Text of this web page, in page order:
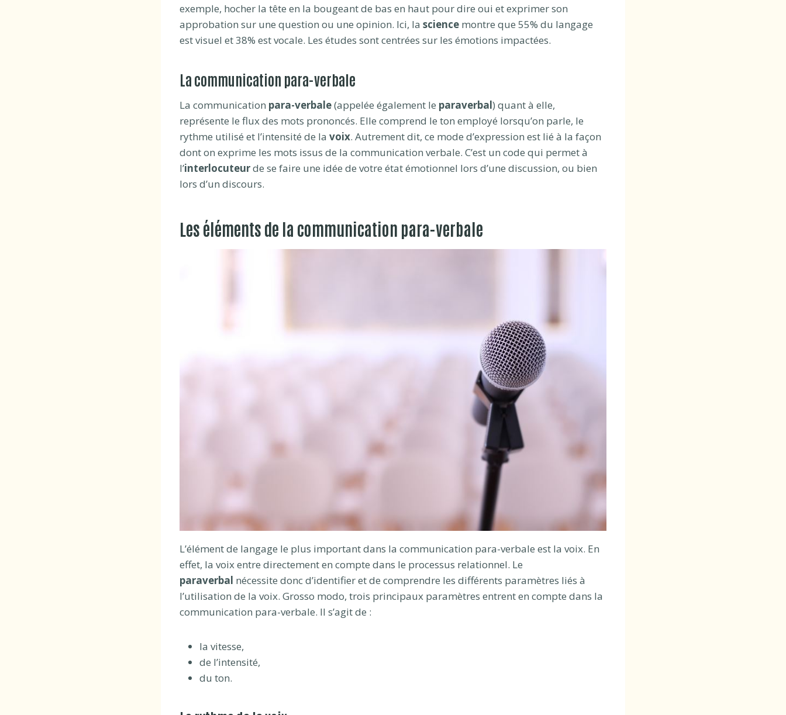
exemple, hocher la tête en la bougeant de bas en haut pour dire oui et exprimer son
approbation sur une question ou une opinion. Ici, la science montre que 55% du langage
est visuel et 38% est vocale. Les études sont centrées sur les émotions impactées.
La communication para-verbale
La communication para-verbale(appelée également le paraverbal) quant à elle,
représente le flux des mots prononcés. Elle comprend le ton employé lorsqu’on parle, le
rythme utilisé et l’intensité de la voix. Autrement dit, ce mode d’expression est lié à la façon
dont on exprime les mots issus de la communication verbale. C’est un code qui permet à
l’interlocuteurde se faire une idée de votre état émotionnel lors d’une discussion, ou bien
lors d’un discours.
Les éléments de la communication para-verbale
L’élément de langage le plus important dans la communication para-verbale est la voix. En
effet, la voix entre directement en compte dans le processus relationnel. Le
paraverbal nécessite donc d’identifier et de comprendre les différents paramètres liés à
l’utilisation de la voix. Grosso modo, trois principaux paramètres entrent en compte dans la
communication para-verbale. Il s’agit de :
la vitesse,
de l’intensité,
du ton.